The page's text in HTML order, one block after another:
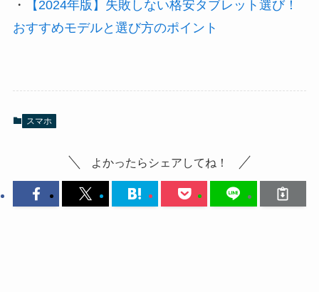
・
【2024年版】失敗しない格安タブレット選び！
おすすめモデルと選び方のポイント
スマホ
よかったらシェアしてね！